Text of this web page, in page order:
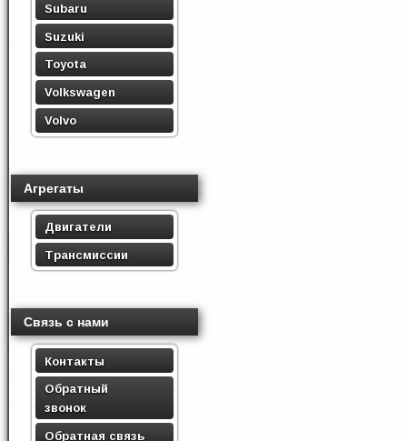
Subaru
Suzuki
Toyota
Volkswagen
Volvo
Агрегаты
Двигатели
Трансмиссии
Связь с нами
Контакты
Обратный
звонок
Обратная связь